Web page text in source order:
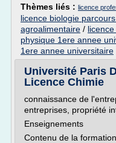
Thèmes liés : licence
licence biologie
agroalimentaire /
physique 1ere annee
1ere annee universitaire
Université Paris
Licence Chimie
connaissance de
entreprises, propriété
Enseignements
Contenu de la formation